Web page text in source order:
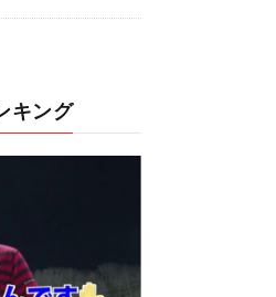
キング